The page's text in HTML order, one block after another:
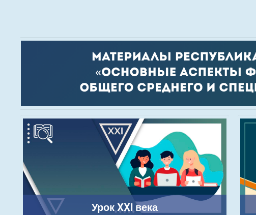
Урок XXI века